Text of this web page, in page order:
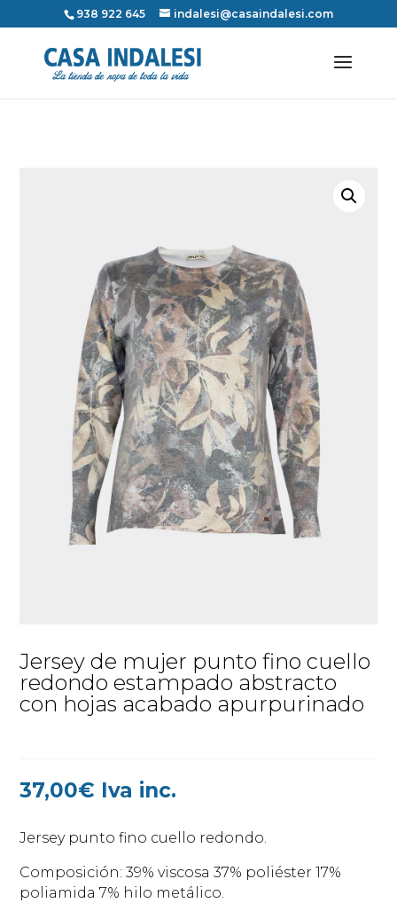
938 922 645 indalesi@casaindalesi.com
Jersey de mujer punto fino cuello
redondo estampado abstracto
con hojas acabado apurpurinado
37,00€ Iva inc.
Jersey punto fino cuello redondo.
Composición: 39% viscosa 37% poliéster 17%
poliamida 7% hilo metálico.